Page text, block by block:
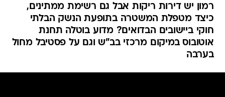
רמון יש דירות ריקות אבל גם רשימת ממתינים,
כיצד מטפלת המשטרה בתופעת הנשק הבלתי
חוקי ביישובים הבדואים? מדוע בוטלה תחנת
אוטובוס במיקום מרכזי בב"ש וגם על פסטיבל מחול
בערבה